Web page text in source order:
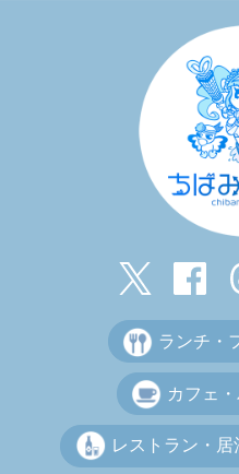
ランチ・
カフェ
レストラン・居